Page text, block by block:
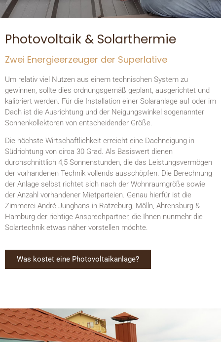
Photovoltaik & Solarthermie
Zwei Energieerzeuger der Superlative
Um relativ viel Nutzen aus einem technischen System zu
gewinnen, sollte dies ordnungsgemäß geplant, ausgerichtet und
kalibriert werden. Für die Installation einer Solaranlage auf oder im
Dach ist die Ausrichtung und der Neigungswinkel sogenannter
Sonnenkollektoren von entscheidender Größe.
Die höchste Wirtschaftlichkeit erreicht eine Dachneigung in
Südrichtung von circa 30 Grad. Als Basiswert dienen
durchschnittlich 4,5 Sonnenstunden, die das Leistungsvermögen
der vorhandenen Technik vollends ausschöpfen. Die Berechnung
der Anlage selbst richtet sich nach der Wohnraumgröße sowie
der Anzahl vorhandener Mietparteien. Genau hierfür ist die
Zimmerei André Junghans in Ratzeburg, Mölln, Ahrensburg &
Hamburg der richtige Ansprechpartner, die Ihnen nunmehr die
Solartechnik etwas näher vorstellen möchte.
Was kostet eine Photovoltaikanlage?